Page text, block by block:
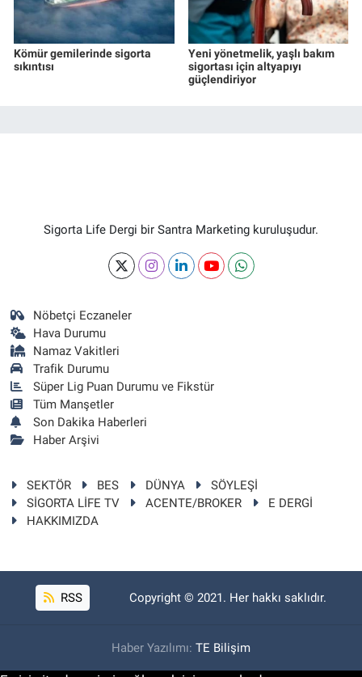
Kömür gemilerinde sigorta
sıkıntısı
Yeni yönetmelik, yaşlı bakım
sigortası için altyapıyı
güçlendiriyor
Sigorta Life Dergi bir Santra Marketing kuruluşudur.
Nöbetçi Eczaneler
Hava Durumu
Namaz Vakitleri
Trafik Durumu
Süper Lig Puan Durumu ve Fikstür
Tüm Manşetler
Son Dakika Haberleri
Haber Arşivi
SEKTÖR BES DÜNYA
SÖYLEŞİ
SİGORTA LİFE TV
ACENTE/BROKER
E DERGİ
HAKKIMIZDA
RSS Copyright © 2021. Her hakkı saklıdır.
Haber Yazılımı: TE Bilişim